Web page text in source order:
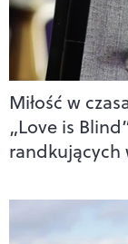
Miłość w
„Love is
randkujących